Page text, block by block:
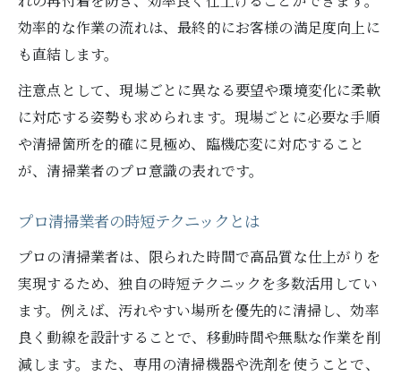
効率的な作業の流れは、最終的にお客様の満足度向上に
も直結します。
注意点として、現場ごとに異なる要望や環境変化に柔軟
に対応する姿勢も求められます。現場ごとに必要な手順
や清掃箇所を的確に見極め、臨機応変に対応すること
が、清掃業者のプロ意識の表れです。
プロ清掃業者の時短テクニックとは
プロの清掃業者は、限られた時間で高品質な仕上がりを
実現するため、独自の時短テクニックを多数活用してい
ます。例えば、汚れやすい場所を優先的に清掃し、効率
良く動線を設計することで、移動時間や無駄な作業を削
減します。また、専用の清掃機器や洗剤を使うことで、